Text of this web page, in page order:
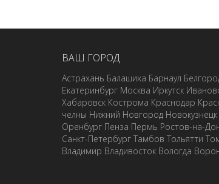
ВАШ ГОРОД
Астрахань Балашиха Барнаул
Екатеринбург Москва Иркутск
Хабаровск Кострома Краснодар
челны Нижний Новгород Новокузнецк
Оренбург Пенза Пермь Ростов-на-
Санкт-Петербург Тамбов Тольятти
Владимир Владивосток Вологда